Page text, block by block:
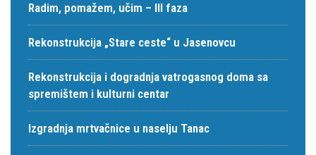
Radim, pomažem, učim – III faza
Rekonstrukcija „Stare ceste“ u Jasenovcu
Rekonstrukcija i dogradnja vatrogasnog doma sa
spremištem i kulturni centar
Izgradnja mrtvačnice u naselju Tanac